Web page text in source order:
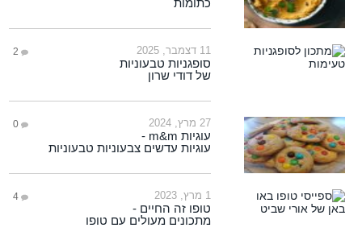
כתומות
11 דצמבר, 2025 2
סופגניות טבעוניות
של דודי שרון
27 מרץ, 2024 0
עוגיות m&m -
עוגיות עדשים צבעוניות טבעוניות
1 מרץ, 2023 4
טופו זה החיים -
מתכונים מעולים עם טופו